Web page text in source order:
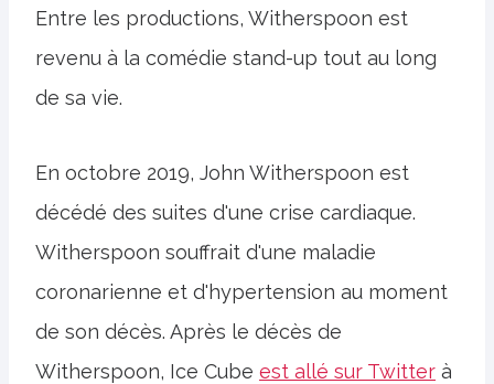
Entre les productions, Witherspoon est
revenu à la comédie stand-up tout au long
de sa vie.
En octobre 2019, John Witherspoon est
décédé des suites d'une crise cardiaque.
Witherspoon souffrait d'une maladie
coronarienne et d'hypertension au moment
de son décès. Après le décès de
Witherspoon, Ice Cube est allé sur Twitter à